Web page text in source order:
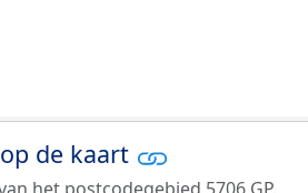
de kaart
het postcodegebied 5706 GP.